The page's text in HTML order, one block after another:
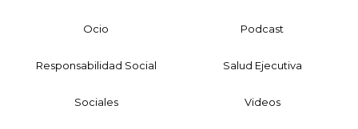
Ocio Podcast
Responsabilidad Social Salud Ejecutiva
Sociales Videos